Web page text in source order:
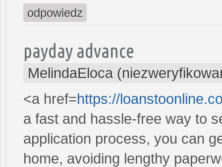
odpowiedz
payday advance
MelindaEloca
<a href=https://
a fast and hassle-free way to
application process, you can
home, avoiding lengthy